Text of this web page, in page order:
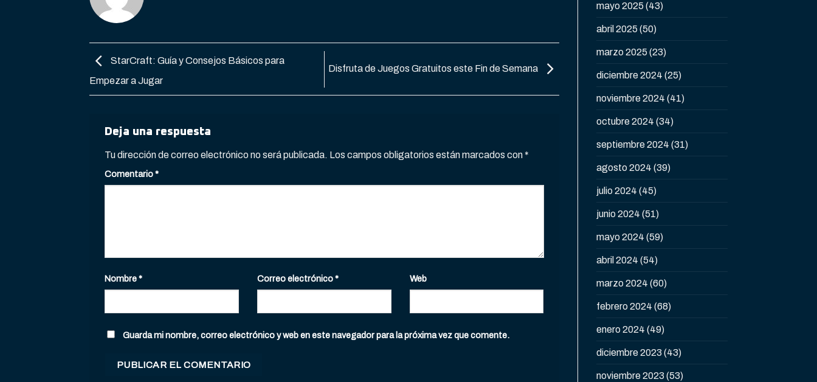
StarCraft: Guía y Consejos Básicos para
Empezar a Jugar
Disfruta de Juegos Gratuitos este Fin de Semana
Deja una respuesta
Tu dirección de correo electrónico no será publicada. Los campos obligatorios están marcados con*
Comentario*
Nombre* Correo electrónico* Web
Guarda mi nombre, correo electrónico y web en este navegador para la próxima vez que comente.
mayo 2025 (43)
abril 2025 (50)
marzo 2025 (23)
diciembre 2024 (25)
noviembre 2024 (41)
octubre 2024 (34)
septiembre 2024 (31)
agosto 2024 (39)
julio 2024 (45)
junio 2024 (51)
mayo 2024 (59)
abril 2024 (54)
marzo 2024 (60)
febrero 2024 (68)
enero 2024 (49)
diciembre 2023 (43)
noviembre 2023 (53)